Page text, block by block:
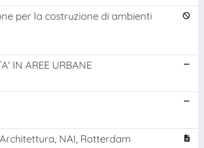
per la costruzione di ambienti
IN AREE URBANE
NAI, Rotterdam